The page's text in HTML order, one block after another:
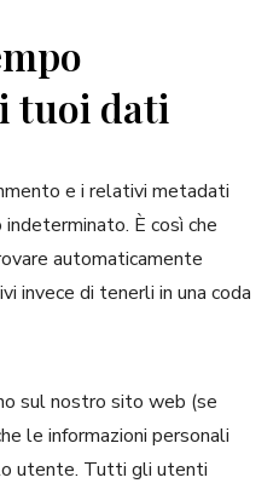
tuoi dati
e i relativi metadati
È così che
automaticamente
invece di tenerli in una coda
sul nostro sito web (se
le informazioni personali
utente. Tutti gli utenti